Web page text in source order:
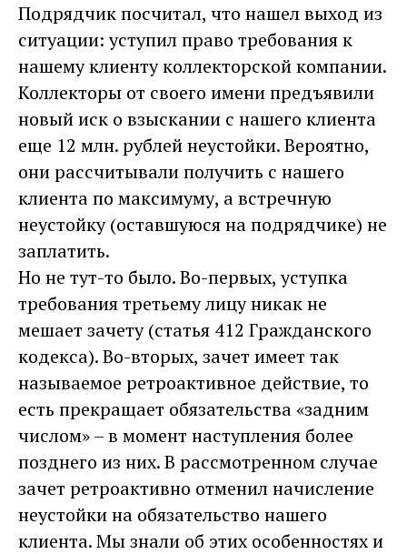
Подрядчик посчитал, что нашел выход из
ситуации: уступил право требования к
нашему клиенту коллекторской компании.
Коллекторы от своего имени предъявили
новый иск о взыскании с нашего клиента
еще 12 млн. рублей неустойки. Вероятно,
они рассчитывали получить с нашего
клиента по максимуму, а встречную
неустойку (оставшуюся на подрядчике) не
заплатить.
Но не тут-то было. Во-первых, уступка
требования третьему лицу никак не
мешает зачету (статья 412 Гражданского
кодекса). Во-вторых, зачет имеет так
называемое ретроактивное действие, то
есть прекращает обязательства «задним
числом» – в момент наступления более
позднего из них. В рассмотренном случае
зачет ретроактивно отменил начисление
неустойки на обязательство нашего
клиента. Мы знали об этих особенностях и